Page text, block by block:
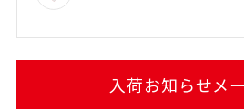
入荷お知らせメ